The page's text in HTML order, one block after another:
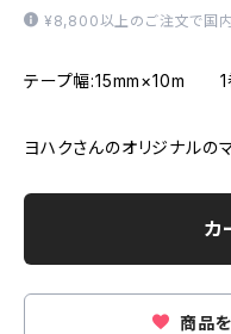
¥8,800以上のご注文で国内
テープ幅
ヨハクさんのオリジナルの
カ
商品